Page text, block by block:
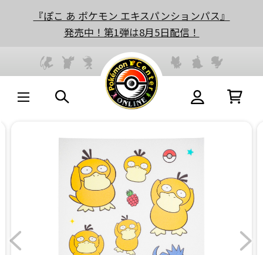
『ぽこ あ ポケモン エキスパンションパス』
発売中！第1弾は8月5日配信！